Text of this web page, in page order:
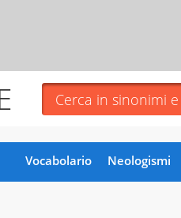
Vocabolario Neologismi